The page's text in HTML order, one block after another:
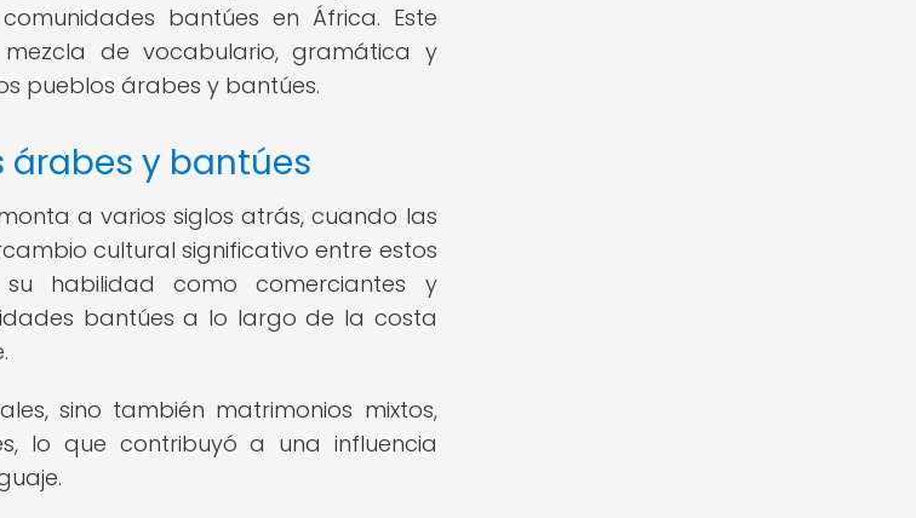
bantúes en África. Este
de vocabulario, gramática y
pueblos árabes y bantúes.
y bantúes
a varios siglos atrás, cuando las
cultural significativo entre estos
habilidad como comerciantes y
bantúes a lo largo de la costa
sino también matrimonios mixtos,
lo que contribuyó a una influencia